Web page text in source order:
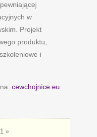
w
Projekt
produktu,
i
cewchojnice.eu
»